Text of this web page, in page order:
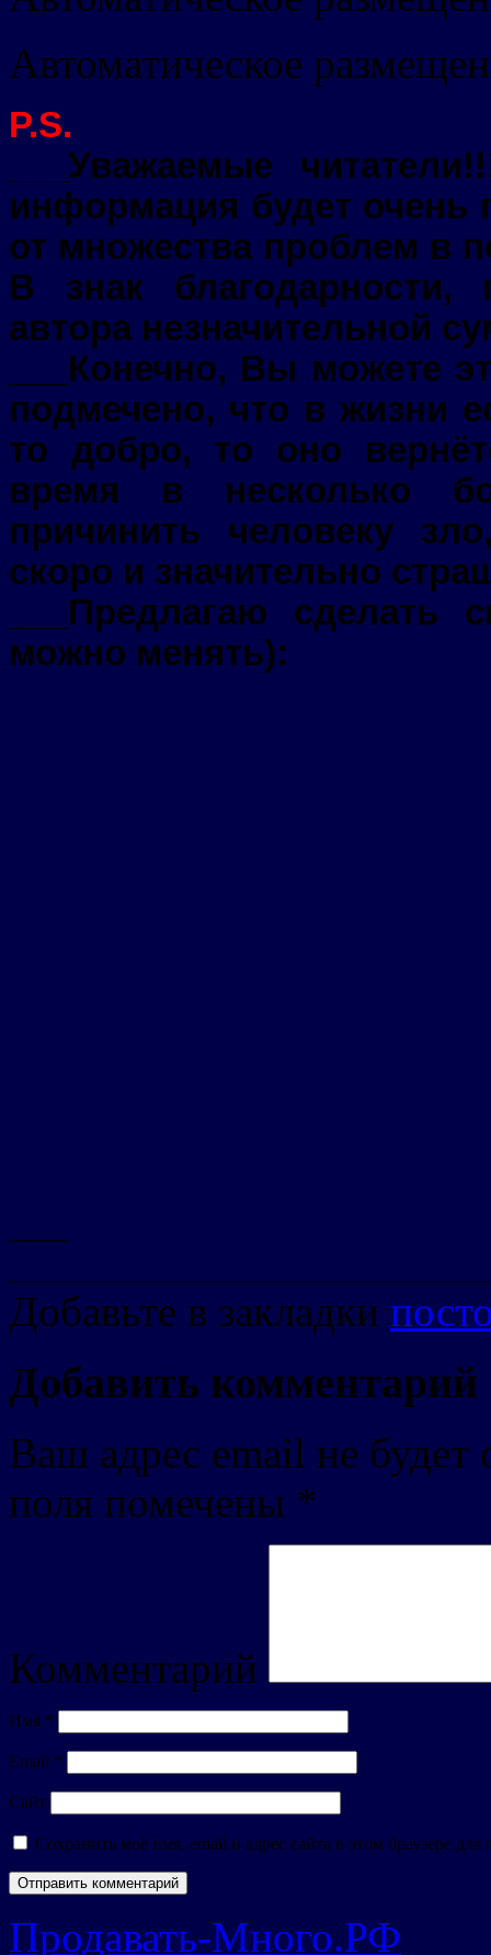
Автоматическое
P.S.
___Уважаемые
информация будет очень
от множества проблем в
В знак благодарности,
автора незначительной
___Конечно, Вы можете
подмечено, что в жизни
то добро, то оно
время в несколько
причинить человеку
скоро и значительно
___Предлагаю
можно менять):
Добавьте в закладки
Добавить комментарий
Ваш адрес email не будет
поля помечены *
Комментарий
Имя *
Email *
Сайт
Сохранить моё имя, email и адрес сайта в этом браузере
Продавать-Много.РФ